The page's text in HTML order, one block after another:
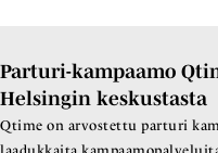
Parturi-kampaamo
Helsingin keskustasta
Qtime on arvostettu parturi